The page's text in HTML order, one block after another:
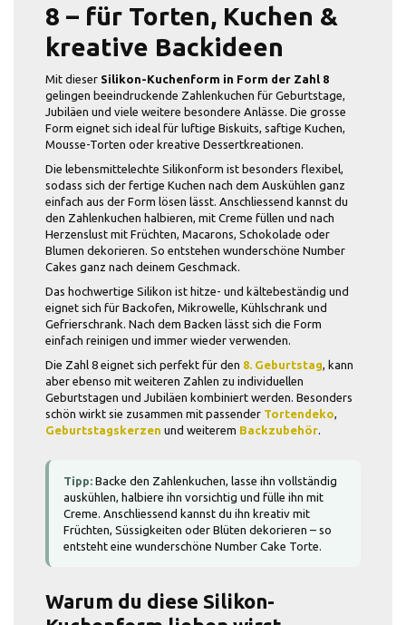
8 – für Torten, Kuchen &
kreative Backideen
Mit dieser Silikon-Kuchenform in Form der Zahl 8
gelingen beeindruckende Zahlenkuchen für Geburtstage,
Jubiläen und viele weitere besondere Anlässe. Die grosse
Form eignet sich ideal für luftige Biskuits, saftige Kuchen,
Mousse-Torten oder kreative Dessertkreationen.
Die lebensmittelechte Silikonform ist besonders flexibel,
sodass sich der fertige Kuchen nach dem Auskühlen ganz
einfach aus der Form lösen lässt. Anschliessend kannst du
den Zahlenkuchen halbieren, mit Creme füllen und nach
Herzenslust mit Früchten, Macarons, Schokolade oder
Blumen dekorieren. So entstehen wunderschöne Number
Cakes ganz nach deinem Geschmack.
Das hochwertige Silikon ist hitze- und kältebeständig und
eignet sich für Backofen, Mikrowelle, Kühlschrank und
Gefrierschrank. Nach dem Backen lässt sich die Form
einfach reinigen und immer wieder verwenden.
Die Zahl 8 eignet sich perfekt für den 8. Geburtstag, kann
aber ebenso mit weiteren Zahlen zu individuellen
Geburtstagen und Jubiläen kombiniert werden. Besonders
schön wirkt sie zusammen mit passender Tortendeko,
Geburtstagskerzen und weiterem Backzubehör.
Tipp: Backe den Zahlenkuchen, lasse ihn vollständig
auskühlen, halbiere ihn vorsichtig und fülle ihn mit
Creme. Anschliessend kannst du ihn kreativ mit
Früchten, Süssigkeiten oder Blüten dekorieren – so
entsteht eine wunderschöne Number Cake Torte.
Warum du diese Silikon-